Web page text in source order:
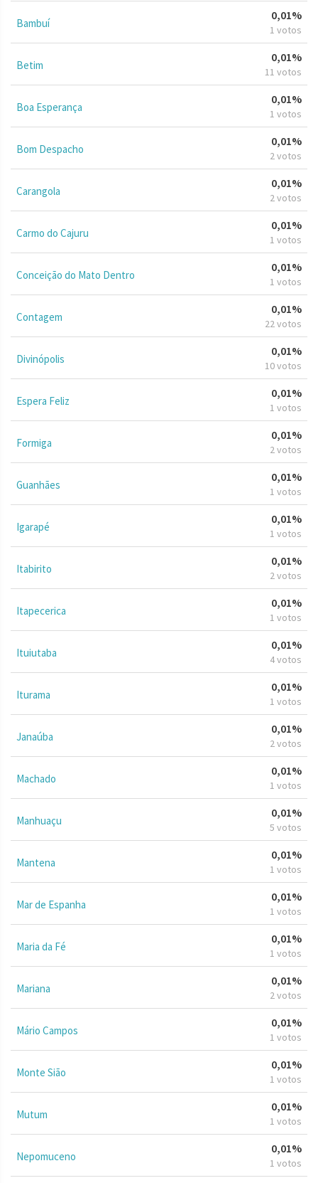
Bambuí
0,01%
1 votos
Betim
0,01%
11 votos
Boa Esperança
0,01%
1 votos
Bom Despacho
0,01%
2 votos
Carangola
0,01%
2 votos
Carmo do Cajuru
0,01%
1 votos
Conceição do Mato Dentro
0,01%
1 votos
Contagem
0,01%
22 votos
Divinópolis
0,01%
10 votos
Espera Feliz
0,01%
1 votos
Formiga
0,01%
2 votos
Guanhães
0,01%
1 votos
Igarapé
0,01%
1 votos
Itabirito
0,01%
2 votos
Itapecerica
0,01%
1 votos
Ituiutaba
0,01%
4 votos
Iturama
0,01%
1 votos
Janaúba
0,01%
2 votos
Machado
0,01%
1 votos
Manhuaçu
0,01%
5 votos
Mantena
0,01%
1 votos
Mar de Espanha
0,01%
1 votos
Maria da Fé
0,01%
1 votos
Mariana
0,01%
2 votos
Mário Campos
0,01%
1 votos
Monte Sião
0,01%
1 votos
Mutum
0,01%
1 votos
Nepomuceno
0,01%
1 votos